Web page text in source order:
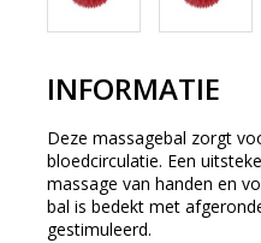
INFORMATIE
Deze massagebal zorgt
bloedcirculatie. Een
massage van handen en
bal is bedekt met
gestimuleerd.